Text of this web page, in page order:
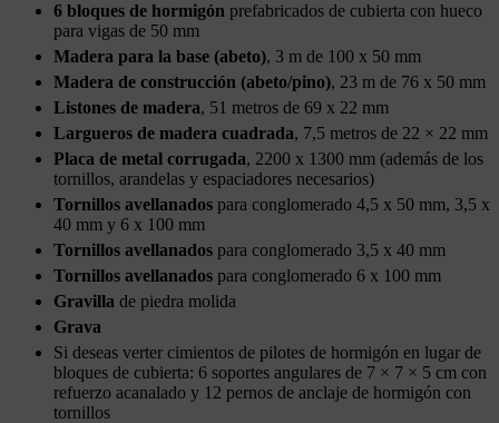
6 bloques de hormigón prefabricados de cubierta con hueco
para vigas de 50 mm
Madera para la base (abeto), 3 m de 100 x 50 mm
Madera de construcción (abeto/pino), 23 m de 76 x 50 mm
Listones de madera, 51 metros de 69 x 22 mm
Largueros de madera cuadrada, 7,5 metros de 22 × 22 mm
Placa de metal corrugada, 2200 x 1300 mm (además de los
tornillos, arandelas y espaciadores necesarios)
Tornillos avellanados para conglomerado 4,5 x 50 mm, 3,5 x
40 mm y 6 x 100 mm
Tornillos avellanados para conglomerado 3,5 x 40 mm
Tornillos avellanados para conglomerado 6 x 100 mm
Gravilla de piedra molida
Grava
Si deseas verter cimientos de pilotes de hormigón en lugar de
bloques de cubierta: 6 soportes angulares de 7 × 7 × 5 cm con
refuerzo acanalado y 12 pernos de anclaje de hormigón con
tornillos